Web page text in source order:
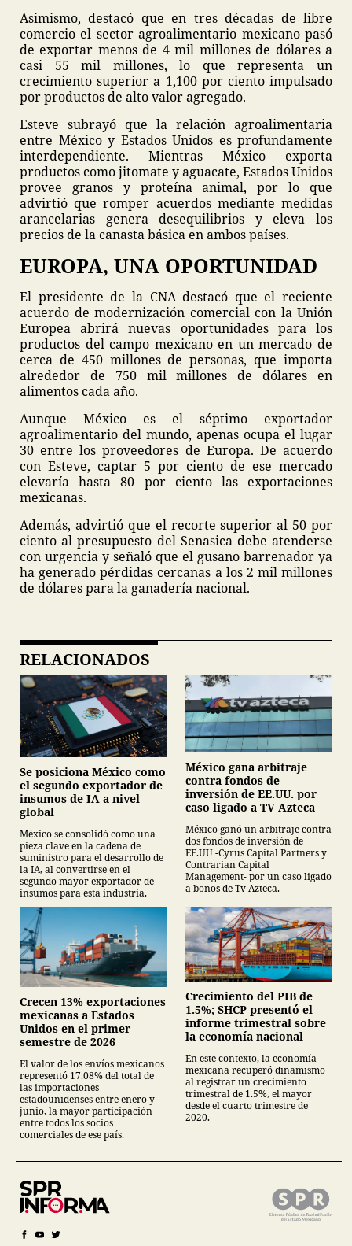
Asimismo, destacó que en tres décadas de libre
comercio el sector agroalimentario mexicano pasó
de exportar menos de 4 mil millones de dólares a
casi 55 mil millones, lo que representa un
crecimiento superior a 1,100 por ciento impulsado
por productos de alto valor agregado.
Esteve subrayó que la relación agroalimentaria
entre México y Estados Unidos es profundamente
interdependiente. Mientras México exporta
productos como jitomate y aguacate, Estados Unidos
provee granos y proteína animal, por lo que
advirtió que romper acuerdos mediante medidas
arancelarias genera desequilibrios y eleva los
precios de la canasta básica en ambos países.
EUROPA, UNA OPORTUNIDAD
El presidente de la CNA destacó que el reciente
acuerdo de modernización comercial con la Unión
Europea abrirá nuevas oportunidades para los
productos del campo mexicano en un mercado de
cerca de 450 millones de personas, que importa
alrededor de 750 mil millones de dólares en
alimentos cada año.
Aunque México es el séptimo exportador
agroalimentario del mundo, apenas ocupa el lugar
30 entre los proveedores de Europa. De acuerdo
con Esteve, captar 5 por ciento de ese mercado
elevaría hasta 80 por ciento las exportaciones
mexicanas.
Además, advirtió que el recorte superior al 50 por
ciento al presupuesto del Senasica debe atenderse
con urgencia y señaló que el gusano barrenador ya
ha generado pérdidas cercanas a los 2 mil millones
de dólares para la ganadería nacional.
RELACIONADOS
Se posiciona México como
el segundo exportador de
insumos de IA a nivel
global
México se consolidó como una
pieza clave en la cadena de
suministro para el desarrollo de
la IA, al convertirse en el
segundo mayor exportador de
insumos para esta industria.
México gana arbitraje
contra fondos de
inversión de EE.UU. por
caso ligado a TV Azteca
México ganó un arbitraje contra
dos fondos de inversión de
EE.UU -Cyrus Capital Partners y
Contrarian Capital
Management- por un caso ligado
a bonos de Tv Azteca.
Crecen 13% exportaciones
mexicanas a Estados
Unidos en el primer
semestre de 2026
El valor de los envíos mexicanos
representó 17.08% del total de
las importaciones
estadounidenses entre enero y
junio, la mayor participación
entre todos los socios
comerciales de ese país.
Crecimiento del PIB de
1.5%; SHCP presentó el
informe trimestral sobre
la economía nacional
En este contexto, la economía
mexicana recuperó dinamismo
al registrar un crecimiento
trimestral de 1.5%, el mayor
desde el cuarto trimestre de
2020.